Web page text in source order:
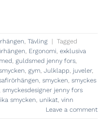
, Tävling | Tagged
, Ergonomi, exklusiva
, guldsmed jenny fors,
, gym, Julklapp, juveler,
, smycken, smyckes
smyckesdesigner jenny fors
smycken, unikat, vinn
Leave a comment